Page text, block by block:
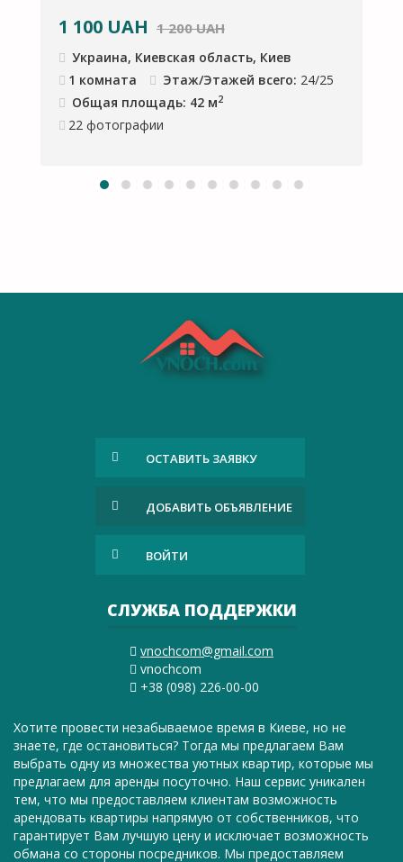
1 100 UAH 1 200 UAH
Украина, Киевская область, Киев
1 комната
Этаж/Этажей всего: 24/25
Общая площадь: 42 м2
22 фотографии
ОСТАВИТЬ ЗАЯВКУ
ДОБАВИТЬ ОБЪЯВЛЕНИЕ
ВОЙТИ
СЛУЖБА ПОДДЕРЖКИ
vnochcom@gmail.com
vnochcom
+38 (098) 226-00-00
Хотите провести незабываемое время в Киеве, но не
знаете, где остановиться? Тогда мы предлагаем Вам
выбрать одну из множества уютных квартир, которые мы
предлагаем для аренды посуточно. Наш сервис уникален
тем, что мы предоставляем клиентам возможность
арендовать квартиры напрямую от собственников, что
гарантирует Вам лучшую цену и исключает возможность
обмана со стороны посредников. Мы предоставляем